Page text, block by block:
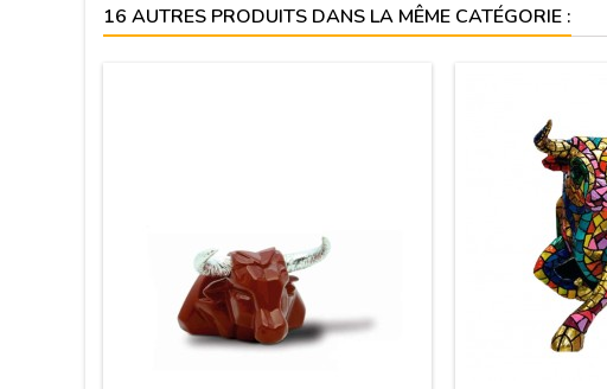
16 AUTRES PRODUITS DANS LA MÊME CATÉGORIE :